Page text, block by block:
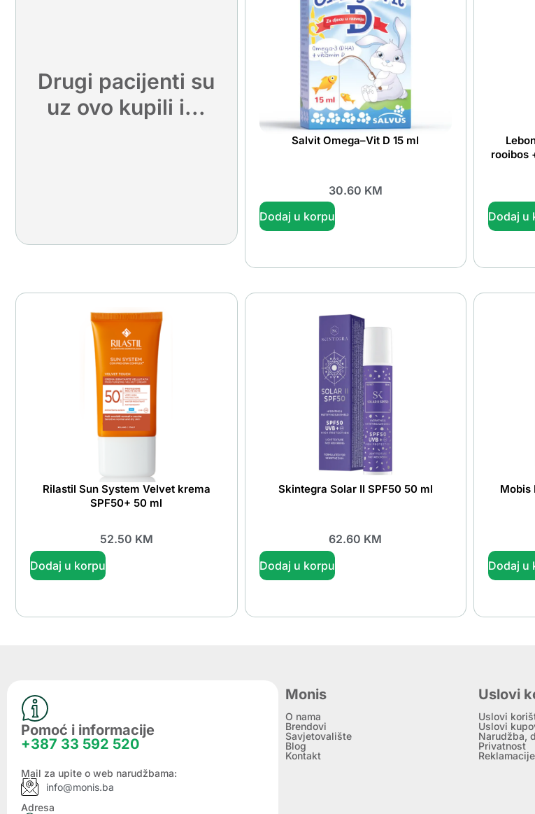
Drugi pacijenti su
uz ovo kupili i...
Salvit Omega–Vit D 15 ml
30.60 KM
Dodaj u korpu
rooibos
Dodaj u
Rilastil Sun System Velvet krema
SPF50+ 50 ml
52.50 KM
Dodaj u korpu
Skintegra Solar II SPF50 50 ml
62.60 KM
Dodaj u korpu
Mobis
Dodaj u
Pomoć i informacije
+387 33 592 520
Mail za upite o web narudžbama:
info@monis.ba
Adresa
Monis
O nama
Brendovi
Savjetovalište
Blog
Kontakt
Uslovi
Uslovi
Uslovi
Narudžba,
Privatnost